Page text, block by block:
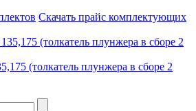
Скачать прайс комплектующих
(толкатель плунжера в сборе 2